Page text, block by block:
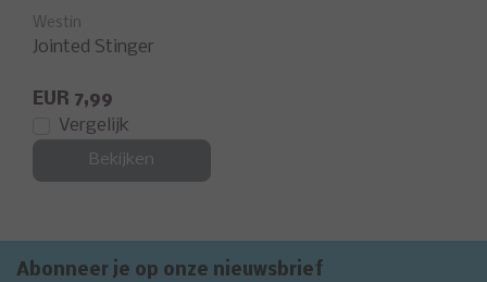
Westin
Jointed Stinger
EUR 7,99
Vergelijk
Bekijken
Abonneer je op onze nieuwsbrief